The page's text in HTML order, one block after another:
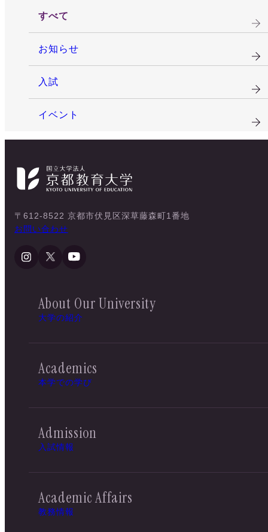
すべて
お知らせ
入試
イベント
〒612-8522 京都市伏見区深草藤森町1番地
お問い合わせ
About Our University
大学の紹介
Academics
本学での学び
Admission
入試情報
Academic Affairs
教務情報